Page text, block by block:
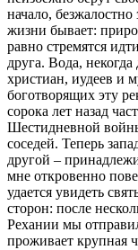
начало, безжалостно
жизни бывает:
равно стремятся
друга. Вода,
христиан, иудеев и
боготворящих эту
сорока лет назад
Шестидневной
соседей. Теперь
другой –
мне откровенно
удается увидеть
сторон: после
Рехании мы
проживает крупная